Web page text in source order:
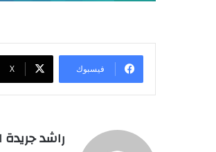
فيسبوك ‫X
راشد جريدة